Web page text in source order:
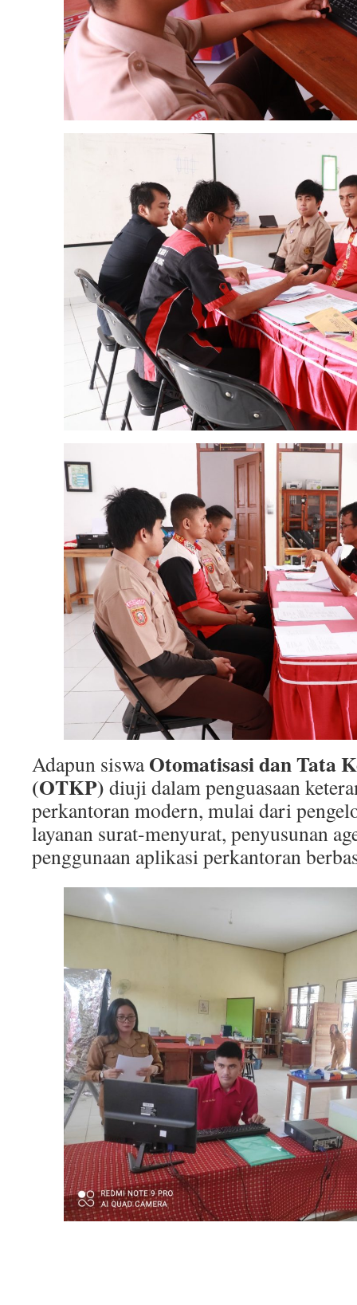
Adapun siswaOtomatisasi dan Tata
(OTKP) diuji dalam penguasaan
perkantoran modern, mulai dari
layanan surat-menyurat, penyusunan
penggunaan aplikasi perkantoran